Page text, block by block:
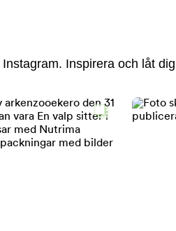
Inspirera och låt